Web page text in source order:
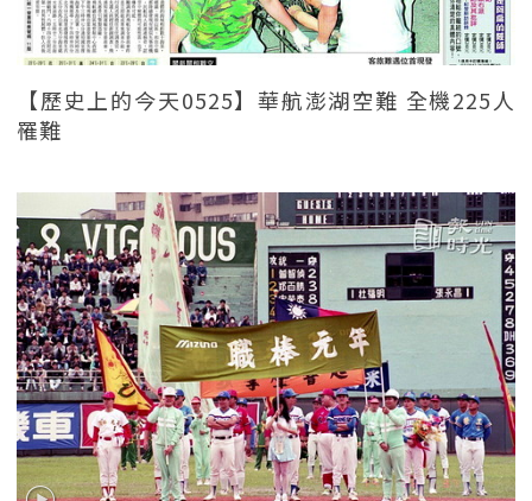
【歷史上的今天0525】華航澎湖空難 全機225人
罹難